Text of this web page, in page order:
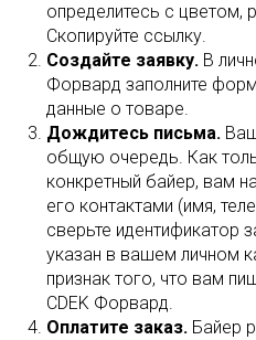
определитесь с цветом,
Скопируйте ссылку.
Создайте заявку. В
Форвард заполните
данные о товаре.
Дождитесь письма.
общую очередь. Как
конкретный байер, вам
его контактами (имя,
сверьте идентификатор
указан в вашем личном
признак того, что вам
CDEK Форвард.
Оплатите заказ. Байер